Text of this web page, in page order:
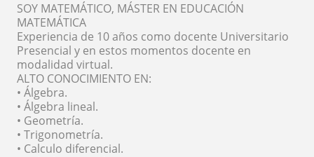
SOY MATEMÁTICO, MÁSTER EN EDUCACIÓN
MATEMÁTICA
Experiencia de 10 años como docente Universitario
Presencial y en estos momentos docente en
modalidad virtual.
ALTO CONOCIMIENTO EN:
• Álgebra.
• Álgebra lineal.
• Geometría.
• Trigonometría.
• Calculo diferencial.